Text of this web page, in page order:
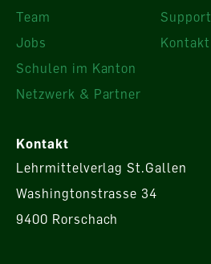
Team
Jobs
Schulen im Kanton
Netzwerk & Partner
Support
Kontakt
Kontakt
Lehrmittelverlag St.Gallen
Washingtonstrasse 34
9400 Rorschach